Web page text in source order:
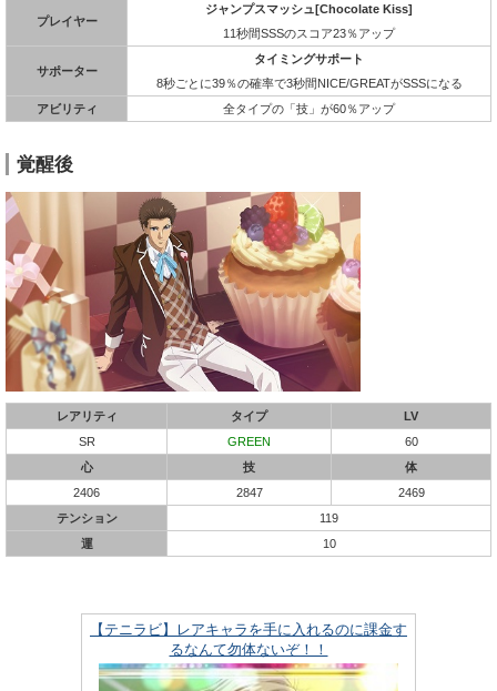
プレイヤー
ジャンプスマッシュ[Chocolate Kiss]
11秒間SSSのスコア23％アップ
サポーター
タイミングサポート
8秒ごとに39％の確率で3秒間NICE/GREATがSSSになる
アビリティ
全タイプの「技」が60％アップ
覚醒後
レアリティ タイプ
LV
SR
GREEN
60
心
技
体
2406
2847
2469
テンション
119
運
10
【テニラビ】レアキャラを手に入れるのに課金す
るなんて勿体ないぞ！！